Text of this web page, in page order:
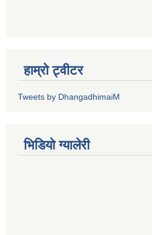
हाम्रो ट्वीटर
Tweets by DhangadhimaiM
भिडियाे ग्यालेरी